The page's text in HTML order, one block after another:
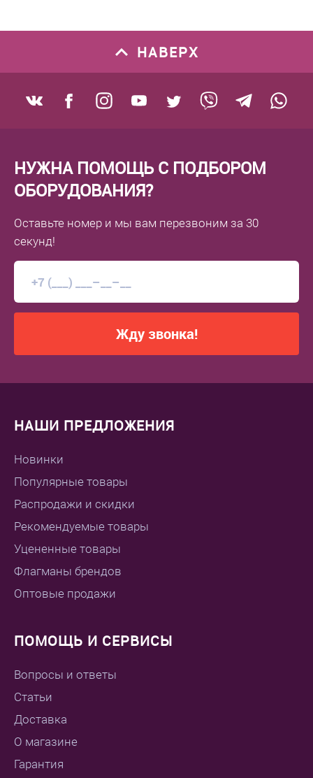
НАВЕРХ
НУЖНА ПОМОЩЬ С ПОДБОРОМ
ОБОРУДОВАНИЯ?
Оставьте номер и мы вам перезвоним за 30
секунд!
Жду звонка!
НАШИ ПРЕДЛОЖЕНИЯ
Новинки
Популярные товары
Распродажи и скидки
Рекомендуемые товары
Уцененные товары
Флагманы брендов
Оптовые продажи
ПОМОЩЬ И СЕРВИСЫ
Вопросы и ответы
Статьи
Доставка
О магазине
Гарантия